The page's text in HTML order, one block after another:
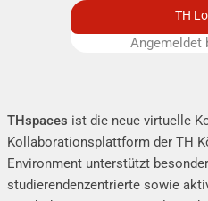
THspaces ist die neue virtuelle
Kollaborationsplattform der TH
Environment unterstützt
studierendenzentrierte sowie
TH
Angemeldet